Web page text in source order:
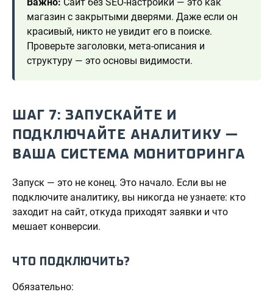
магазин с закрытыми дверями. Даже если он
красивый, никто не увидит его в поиске.
Проверьте заголовки, мета-описания и
структуру — это основы видимости.
ШАГ 7: ЗАПУСКАЙТЕ И
ПОДКЛЮЧАЙТЕ АНАЛИТИКУ —
ВАША СИСТЕМА МОНИТОРИНГА
Запуск — это не конец. Это начало. Если вы не
подключите аналитику, вы никогда не узнаете: кто
заходит на сайт, откуда приходят заявки и что
мешает конверсии.
ЧТО ПОДКЛЮЧИТЬ?
Обязательно: